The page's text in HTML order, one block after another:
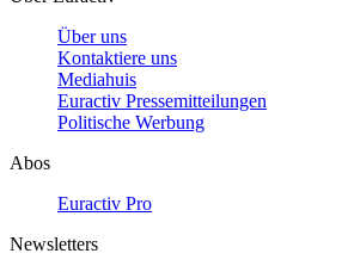
Über uns
Kontaktiere uns
Mediahuis
Euractiv Pressemitteilungen
Politische Werbung
Abos
Euractiv Pro
Newsletters